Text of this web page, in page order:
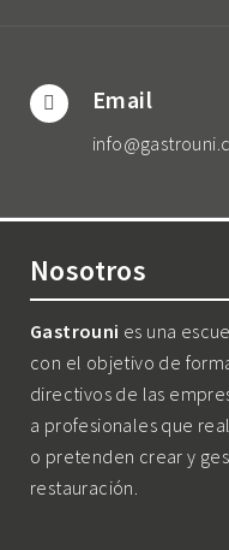
Email
Nosotros
Gastrouni es una
con el objetivo de
directivos de las
a profesionales que
o pretenden crear y
restauración.